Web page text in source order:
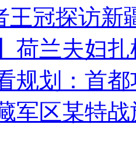
王冠探访新
荷兰夫妇
规划：首
军区某特